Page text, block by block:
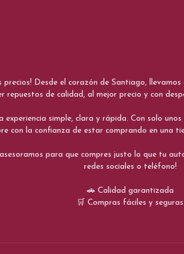
precios! Desde el corazón de Santiago,
repuestos de calidad, al mejor precio y con
simple, clara y rápida. Con solo
con la confianza de estar comprando en una
para que compres justo lo que tu
redes sociales o teléfono!
🚗 Calidad garantizada
🛒 Compras fáciles y seguras